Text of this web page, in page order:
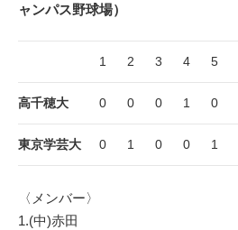
ャンパス野球場）
1 2 3 4 5
高千穂大 0 0 0 1 0
東京学芸大 0 1 0 0 1
〈メンバー〉
1.(中)赤田